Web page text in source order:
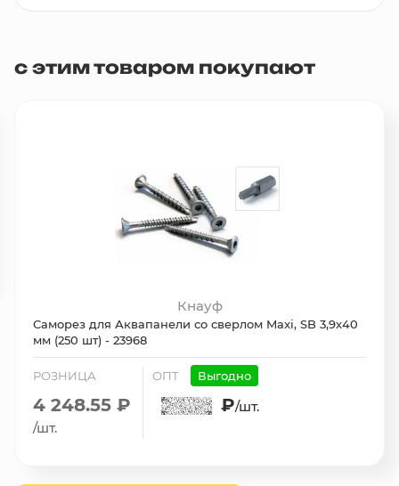
с этим товаром покупают
Кнауф
Саморез для Аквапанели со сверлом Maxi, SB 3,9х40
мм (250 шт) - 23968
РОЗНИЦА
4 248.55 ₽
/шт.
ОПТ Выгодно
₽/шт.